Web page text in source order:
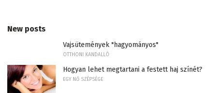
New posts
Vajsütemények "hagyományos"
OTTHONI KANDALLÓ
Hogyan lehet megtartani a festett haj színét?
EGY NŐ SZÉPSÉGE